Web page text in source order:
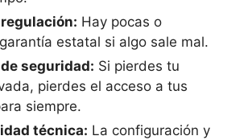
Hay pocas o
estatal si algo sale mal.
seguridad: Si pierdes tu
pierdes el acceso a tus
siempre.
técnica: La configuración y